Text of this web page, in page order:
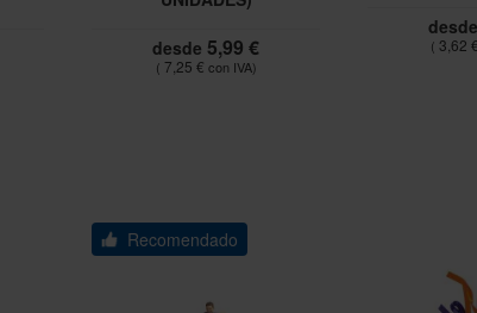
desde 5,99 €
7,25 €
desde
3,62 €
Recomendado